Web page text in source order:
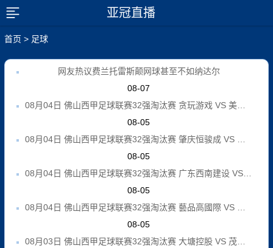
亚冠直播
首页 > 足球
网友热议费兰托雷斯颠网球甚至不如纳达尔
08-07
08-05
08-05
08-05
08-05